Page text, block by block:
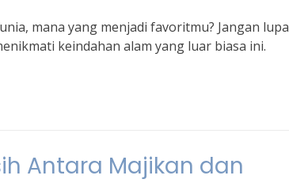
mana yang menjadi favoritmu? Jangan lupa
keindahan alam yang luar biasa ini.
Antara Majikan dan